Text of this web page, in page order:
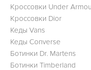
Кроссовки Under
Кроссовки Dior
Кеды Vans
Кеды Converse
Ботинки Dr. Martens
Ботинки Timberland